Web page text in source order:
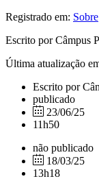
Registrado em: Sobre
Escrito por Câmpus
Última atualização
Escrito por
publicado
23/06/25
11h50
não publicado
18/03/25
13h18